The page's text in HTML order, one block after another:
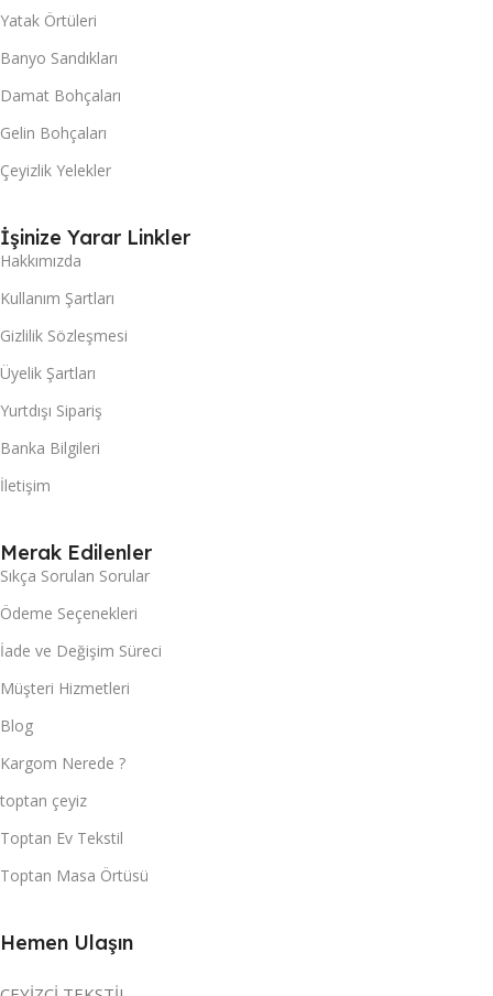
Yatak Örtüleri
Banyo Sandıkları
Damat Bohçaları
Gelin Bohçaları
Çeyizlik Yelekler
İşinize Yarar Linkler
Hakkımızda
Kullanım Şartları
Gizlilik Sözleşmesi
Üyelik Şartları
Yurtdışı Sipariş
Banka Bilgileri
İletişim
Merak Edilenler
Sıkça Sorulan Sorular
Ödeme Seçenekleri
İade ve Değişim Süreci
Müşteri Hizmetleri
Blog
Kargom Nerede ?
toptan çeyiz
Toptan Ev Tekstil
Toptan Masa Örtüsü
Hemen Ulaşın